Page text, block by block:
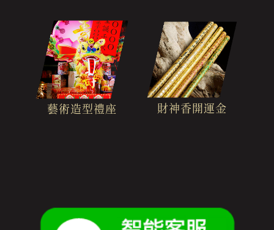
藝術造型禮座 財神香開運金